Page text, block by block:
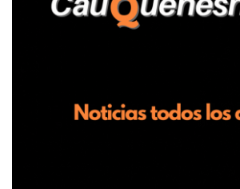
confrontación, la habría tomado de los
suelo y agredido con golpes de pies y manos,